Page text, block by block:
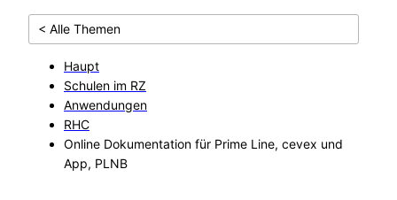
< Alle Themen
Haupt
Schulen im RZ
Anwendungen
RHC
Online Dokumentation für Prime Line, cevex und
App, PLNB